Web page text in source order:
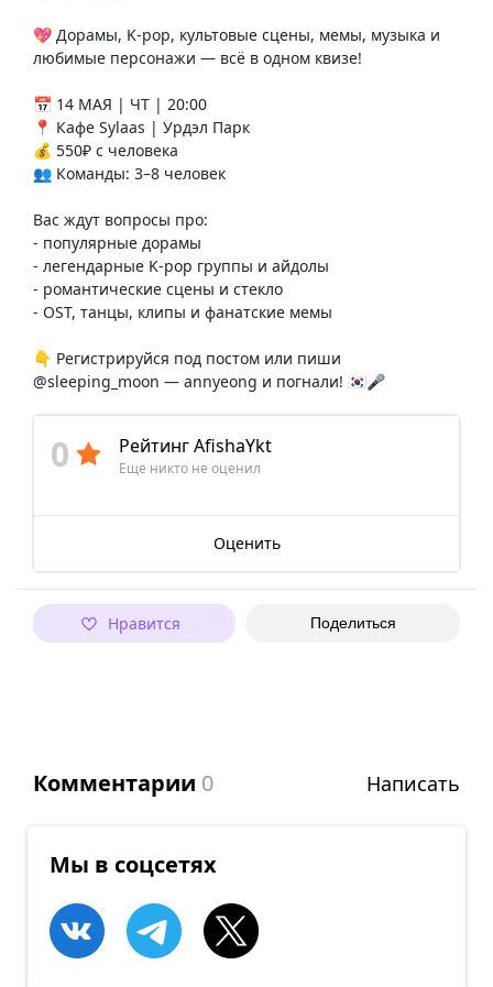
💖 Дорамы, K-pop, культовые сцены, мемы, музыка и
любимые персонажи — всё в одном квизе!
📅 14 МАЯ | ЧТ | 20:00
📍 Кафе Sylaas | Урдэл Парк
💰 550₽ с человека
👥 Команды: 3–8 человек
Вас ждут вопросы про:
- популярные дорамы
- легендарные K-pop группы и айдолы
- романтические сцены и стекло
- OST, танцы, клипы и фанатские мемы
👇 Регистрируйся под постом или пиши
@sleeping_moon — annyeong и погнали! 🇰🇷🎤
0 Рейтинг AfishaYkt
Еще никто не оценил
Оценить
Нравится Поделиться
Комментарии 0 Написать
Мы в соцсетях